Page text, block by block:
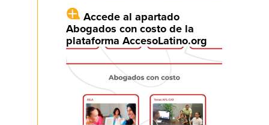
Accede al apartado
Abogados con costo de la
plataforma AccesoLatino.org